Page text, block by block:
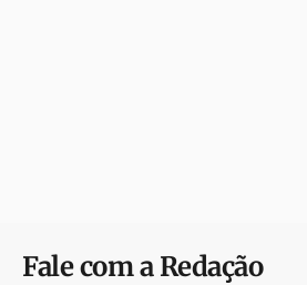
Fale com a Redação